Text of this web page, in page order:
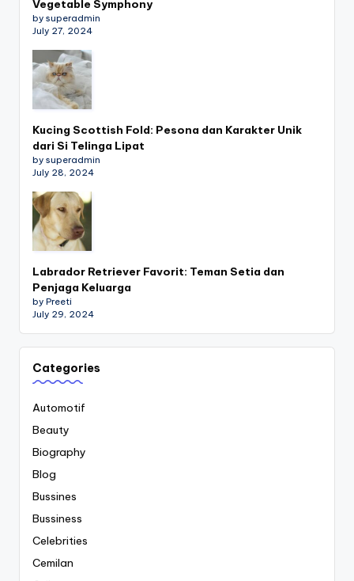
Vegetable Symphony
by superadmin
July 27, 2024
Kucing Scottish Fold: Pesona dan Karakter Unik
dari Si Telinga Lipat
by superadmin
July 28, 2024
Labrador Retriever Favorit: Teman Setia dan
Penjaga Keluarga
by Preeti
July 29, 2024
Categories
Automotif
Beauty
Biography
Blog
Bussines
Bussiness
Celebrities
Cemilan